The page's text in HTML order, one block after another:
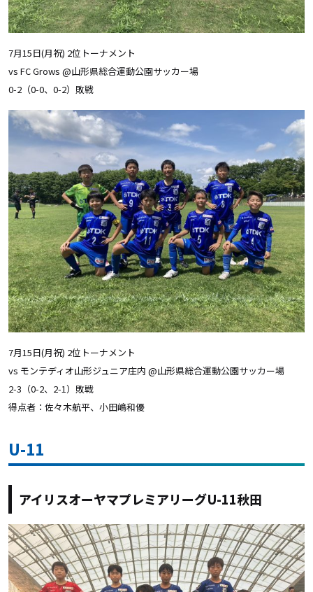
7月15日(月祝) 2位トーナメント
vs FC Grows @山形県総合運動公園サッカー場
0-2（0-0、0-2）敗戦
7月15日(月祝) 2位トーナメント
vs モンテディオ山形ジュニア庄内 @山形県総合運動公園サッカー場
2-3（0-2、2-1）敗戦
得点者：佐々木航平、小田嶋和優
U-11
アイリスオーヤマプレミアリーグU-11秋田